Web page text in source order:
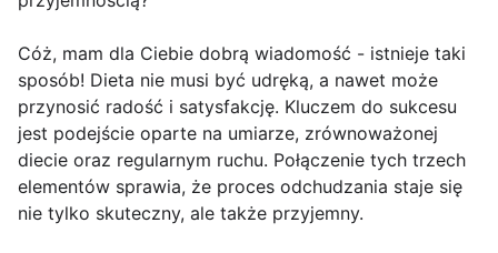
Cóż, mam dla Ciebie dobrą wiadomość - istnieje taki
sposób! Dieta nie musi być udręką, a nawet może
przynosić radość i satysfakcję. Kluczem do sukcesu
jest podejście oparte na umiarze, zrównoważonej
diecie oraz regularnym ruchu. Połączenie tych trzech
elementów sprawia, że proces odchudzania staje się
nie tylko skuteczny, ale także przyjemny.